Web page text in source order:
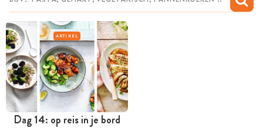
ARTIKEL
Dag 14: op reis in je bord
MIJN BEWAARDE RECEPTEN